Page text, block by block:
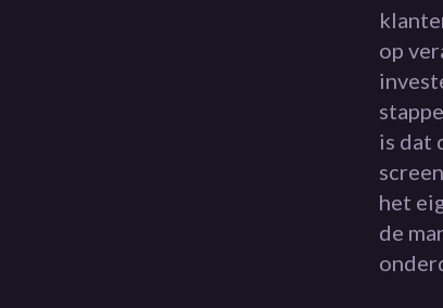
op
is dat
het
de